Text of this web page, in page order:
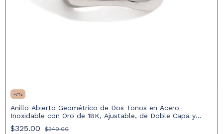
-7%
Anillo Abierto Geométrico de Dos Tonos en Acero
Inoxidable con Oro de 18K, Ajustable, de Doble Capa y
Diseño Hueco
$325.00 $349.00